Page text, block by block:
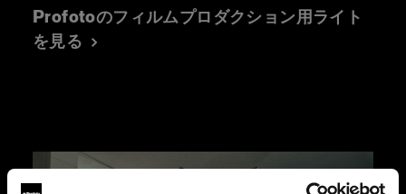
Profotoのフィルムプロダクション用ライト
を見る